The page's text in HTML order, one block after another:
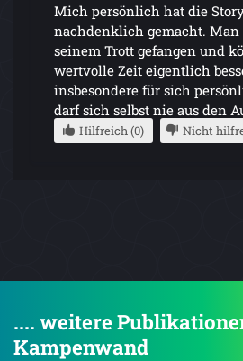
Mich persönlich hat die
nachdenklich gemacht. Man
seinem Trott gefangen und
wertvolle Zeit eigentlich
insbesondere für sich
darf sich selbst nie aus den
Hilfreich (0) Nicht
.... weitere
Kampenwand